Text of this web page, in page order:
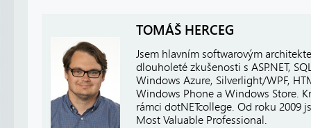
TOMÁŠ HERCEG
Jsem hlavním softwarovým
dlouholeté zkušenosti s ASP.NET,
Windows Azure, Silverlight/WPF,
Windows Phone a Windows Store.
rámci dotNETcollege. Od roku 2009
Most Valuable Professional.